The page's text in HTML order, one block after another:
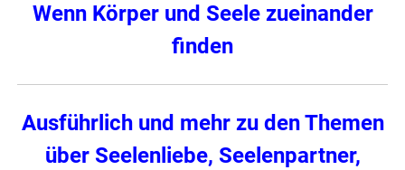
Wenn Körper und Seele zueinander
finden
Ausführlich und mehr zu den Themen
über Seelenliebe, Seelenpartner,